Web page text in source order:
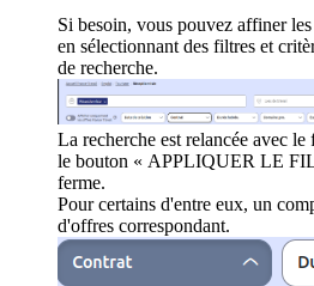
Si besoin, vous pouvez affiner
en sélectionnant des filtres et
de recherche.
La recherche est relancée avec
le bouton « APPLIQUER LE
ferme.
Pour certains d'entre eux, un
d'offres correspondant.